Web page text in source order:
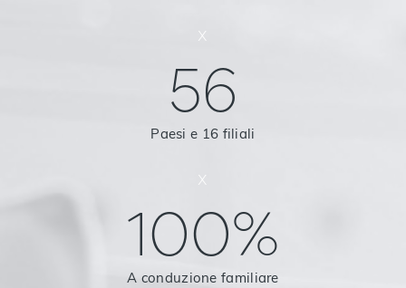
x
56
Paesi e 16 filiali
x
100%
A conduzione familiare